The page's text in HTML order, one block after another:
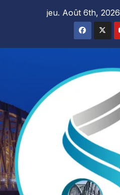
jeu. Août 6th, 2026